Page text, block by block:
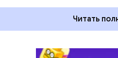
Читать